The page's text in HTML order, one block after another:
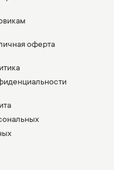
оферта